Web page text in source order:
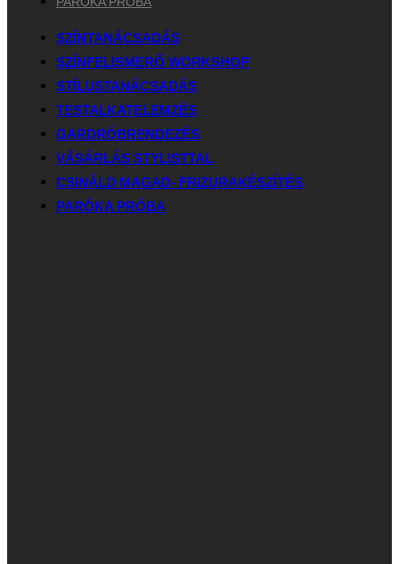
SZÍNTANÁCSADÁS
SZÍNFELISMERŐ WORKSHOP
STÍLUSTANÁCSADÁS
TESTALKATELEMZÉS
GARDRÓBRENDEZÉS
VÁSÁRLÁS STYLISTTAL
CSINÁLD MAGAD- FRIZURAKÉSZÍTÉS
PARÓKA PRÓBA